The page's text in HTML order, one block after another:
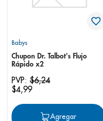
Babys
Chupon Dr. Talbot's Flujo
Rápido x2
PVP: $6,24
$4,99
Agregar